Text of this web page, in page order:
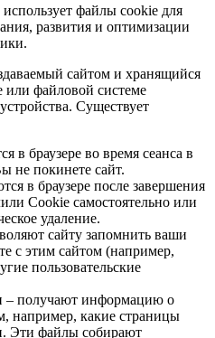
файлы cookie для
развития и оптимизации
сайтом и хранящийся
или файловой системе
Существует
в браузере во время сеанса в
не покинете сайт.
в браузере после завершения
Cookie самостоятельно или
удаление.
сайту запомнить ваши
с этим сайтом (например,
пользовательские
получают информацию о
например, какие страницы
Эти файлы собирают